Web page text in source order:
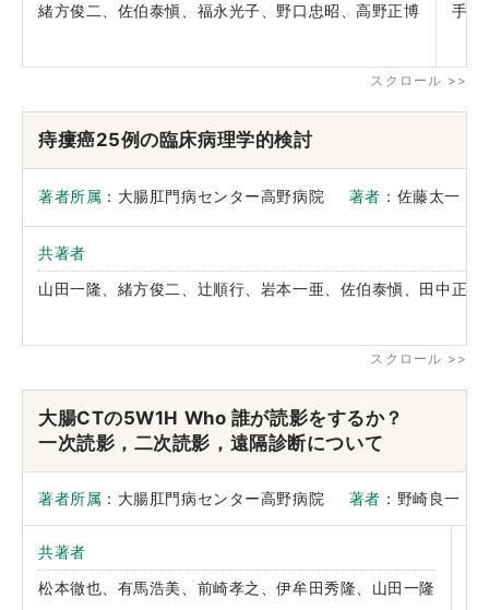
緒方俊二、佐伯泰愼、福永光子、野口忠昭、高野正博
手術
痔瘻癌25例の臨床病理学的検討
著者所属 ：大腸肛門病センター高野病院 著者 ：佐藤太
共著者
山田一隆、緒方俊二、辻順行、岩本一亜、佐伯泰愼、田中正
大腸CTの5W1H Who 誰が読影をするか？
一次読影，二次読影，遠隔診断について
著者所属 ：大腸肛門病センター高野病院 著者 ：野崎良一
共著者
松本徹也、有馬浩美、前崎孝之、伊牟田秀隆、山田一隆